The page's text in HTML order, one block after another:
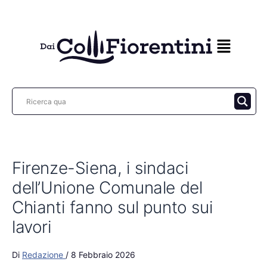
Firenze-Siena, i sindaci
dell’Unione Comunale del
Chianti fanno sul punto sui
lavori
Di Redazione / 8 Febbraio 2026